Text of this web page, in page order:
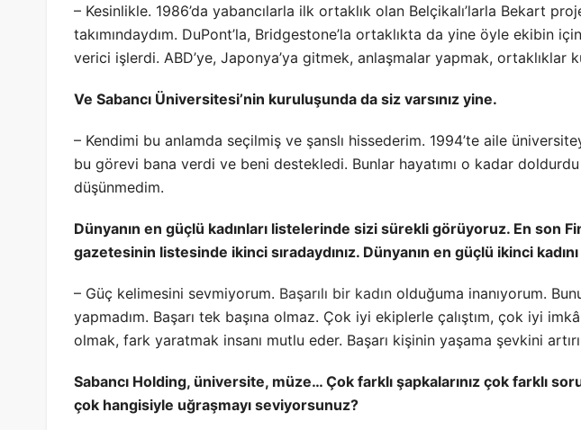
– Kesinlikle. 1986’da yabancılarla ilk ortaklık olan Belçikalı’larla Bekart
takımındaydım. DuPont’la, Bridgestone’la ortaklıkta da yine öyle ekibin
verici işlerdi. ABD’ye, Japonya’ya gitmek, anlaşmalar yapmak, ortaklıklar
Ve Sabancı Üniversitesi’nin kuruluşunda da siz varsınız yine.
– Kendimi bu anlamda seçilmiş ve şanslı hissederim. 1994’te aile
bu görevi bana verdi ve beni destekledi. Bunlar hayatımı o kadar
düşünmedim.
Dünyanın en güçlü kadınları listelerinde sizi sürekli görüyoruz. En son
gazetesinin listesinde ikinci sıradaydınız. Dünyanın en güçlü ikinci
– Güç kelimesini sevmiyorum. Başarılı bir kadın olduğuma inanıyorum.
yapmadım. Başarı tek başına olmaz. Çok iyi ekiplerle çalıştım, çok iyi
olmak, fark yaratmak insanı mutlu eder. Başarı kişinin yaşama şevkini
Sabancı Holding, üniversite, müze… Çok farklı şapkalarınız çok farklı
çok hangisiyle uğraşmayı seviyorsunuz?